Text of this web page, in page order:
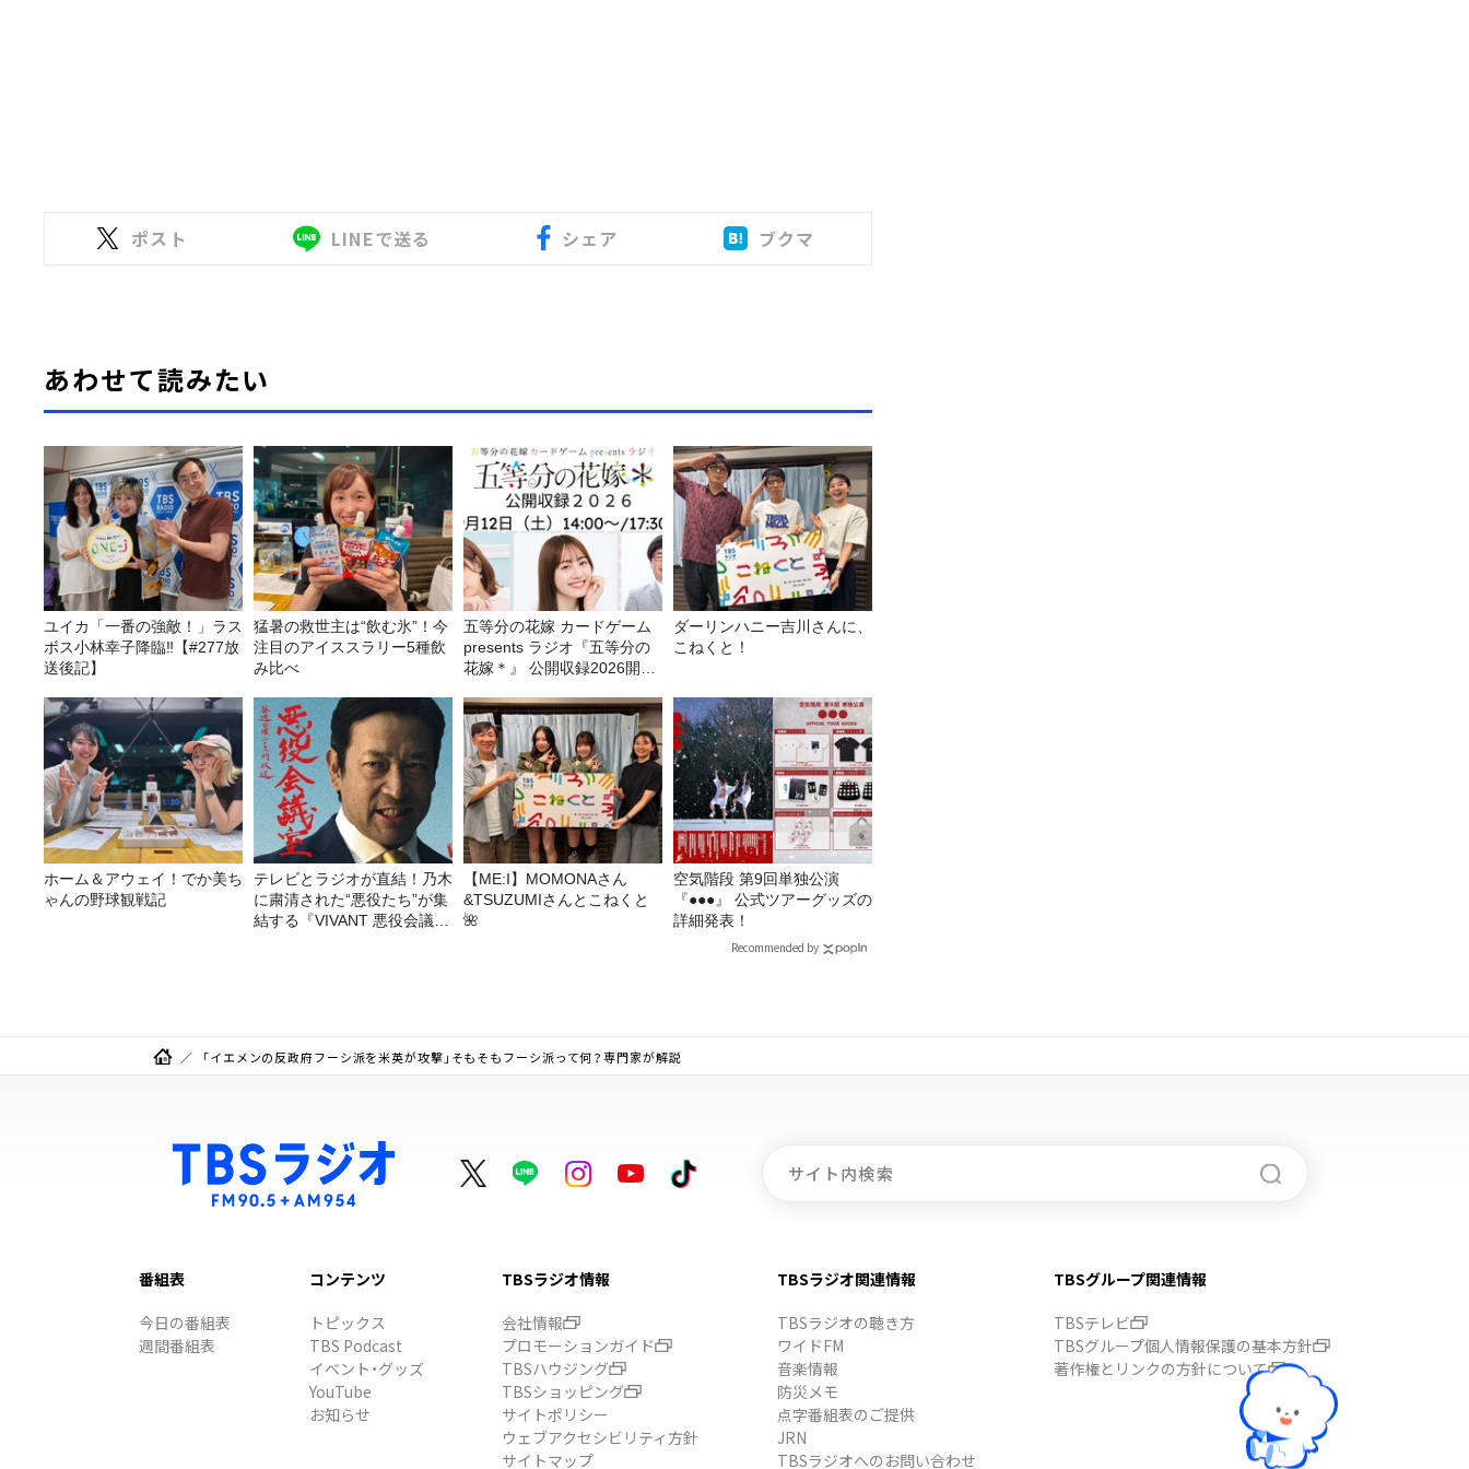
ポスト LINEで送る シェア ブクマ
あわせて読みたい
ユイカ「一番の強敵！」ラス
ボス小林幸子降臨‼【#277放
送後記】
猛暑の救世主は“飲む氷”！今
注目のアイススラリー5種飲
み比べ
五等分の花嫁 カードゲーム
presents ラジオ『五等分の
花嫁＊』 公開収録2026開催
ダーリンハニー吉川さんに、
こねくと！
ホーム＆アウェイ！でか美ち
ゃんの野球観戦記
テレビとラジオが直結！乃木
に粛清された“悪役たち”が集
結する『VIVANT 悪役会議
【ME:I】MOMONAさん
&TSUZUMIさんとこねくと
🌺
空気階段 第9回単独公演
『●●●』 公式ツアーグッズの
詳細発表！
Recommended by
「イエメンの反政府フーシ派を米英が攻撃」そもそもフーシ派って何？専門家が解説
番組表
今日の番組表
週間番組表
コンテンツ
トピックス
TBS Podcast
イベント・グッズ
YouTube
お知らせ
TBSラジオ情報
会社情報
プロモーションガイド
TBSハウジング
TBSショッピング
サイトポリシー
ウェブアクセシビリティ方針
サイトマップ
TBSラジオ関連情報
TBSラジオの聴き方
ワイドFM
音楽情報
防災メモ
点字番組表のご提供
JRN
TBSラジオへのお問い合わせ
TBSグループ関連情報
TBSテレビ
TBSグループ個人情報保護の基本方針
著作権とリンクの方針について